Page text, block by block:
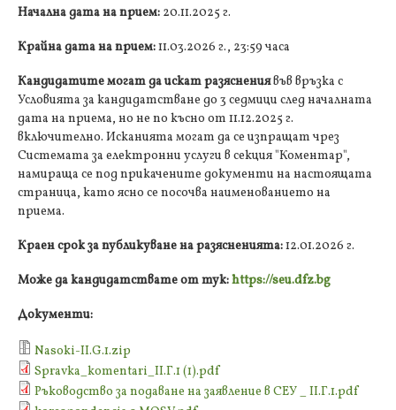
Начална дата на прием: 20.11.2025 г.
Крайна дата на прием:11.03.2026 г., 23:59 часа
Кандидатите могат да искат разяснениявъв връзка с
Условията за кандидатстване до 3 седмици след началната
дата на приема, но не по късно от 11.12.2025 г.
включително. Исканията могат да се изпращат чрез
Системата за електронни услуги в секция "Коментар",
намираща се под прикачените документи на настоящата
страница, като ясно се посочва наименованието на
приема.
Краен срок за публикуване на разясненията:12.01.2026 г.
Може да кандидатствате от тук:https://seu.dfz.bg
Документи:
Nasoki-ІІ.G.1.zip
Spravka_komentari_II.Г.1 (1).pdf
Ръководство за подаване на заявление в СЕУ _ II.Г.1.pdf